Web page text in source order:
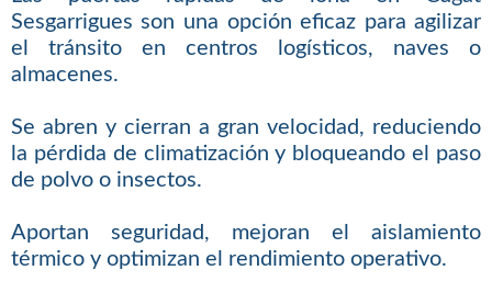
Sesgarrigues son una opción eficaz para agilizar
el tránsito en centros logísticos, naves o
almacenes.
Se abren y cierran a gran velocidad, reduciendo
la pérdida de climatización y bloqueando el paso
de polvo o insectos.
Aportan seguridad, mejoran el aislamiento
térmico y optimizan el rendimiento operativo.